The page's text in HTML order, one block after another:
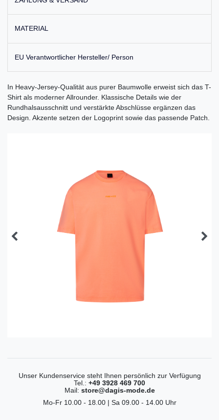
MATERIAL
EU Verantwortlicher Hersteller/ Person
In Heavy-Jersey-Qualität aus purer Baumwolle erweist sich das T-
Shirt als moderner Allrounder. Klassische Details wie der
Rundhalsausschnitt und verstärkte Abschlüsse ergänzen das
Design. Akzente setzen der Logoprint sowie das passende Patch.
Unser Kundenservice steht Ihnen persönlich zur Verfügung
Tel.: +49 3928 469 700
Mail: store@dagis-mode.de
Mo-Fr 10.00 - 18.00 | Sa 09.00 - 14.00 Uhr